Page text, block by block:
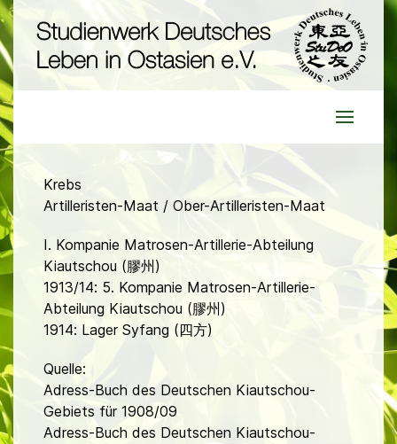
Krebs
Artilleristen-Maat / Ober-Artilleristen-Maat
I. Kompanie Matrosen-Artillerie-Abteilung
Kiautschou (膠州)
1913/14: 5. Kompanie Matrosen-Artillerie-
Abteilung Kiautschou (膠州)
1914: Lager Syfang (四方)
Quelle:
Adress-Buch des Deutschen Kiautschou-
Gebiets für 1908/09
Adress-Buch des Deutschen Kiautschou-